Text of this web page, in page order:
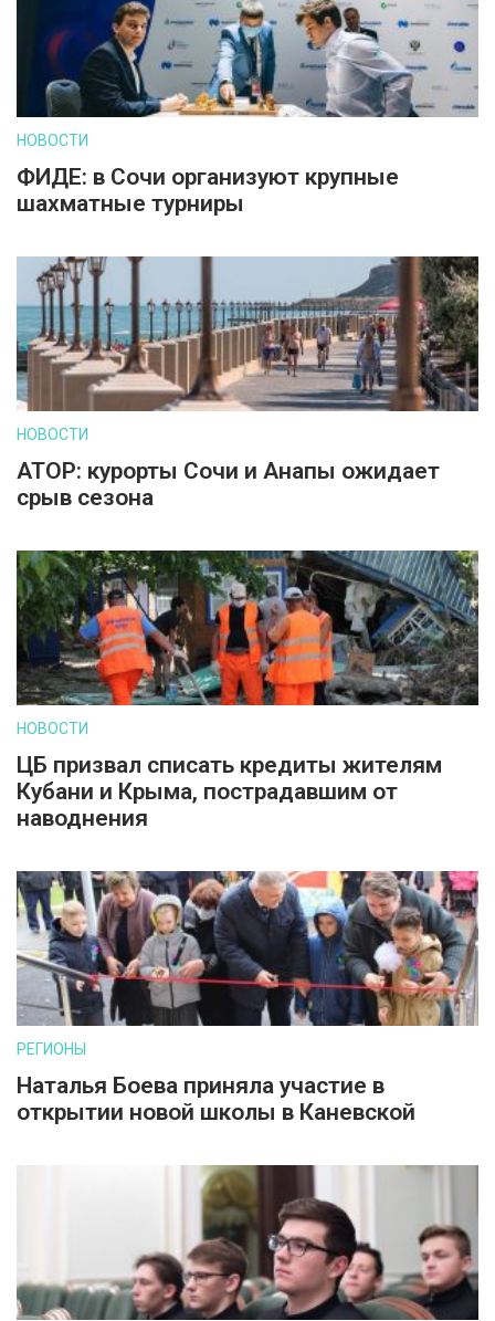
НОВОСТИ
ФИДЕ: в Сочи организуют крупные
шахматные турниры
НОВОСТИ
АТОР: курорты Сочи и Анапы ожидает
срыв сезона
НОВОСТИ
ЦБ призвал списать кредиты жителям
Кубани и Крыма, пострадавшим от
наводнения
РЕГИОНЫ
Наталья Боева приняла участие в
открытии новой школы в Каневской